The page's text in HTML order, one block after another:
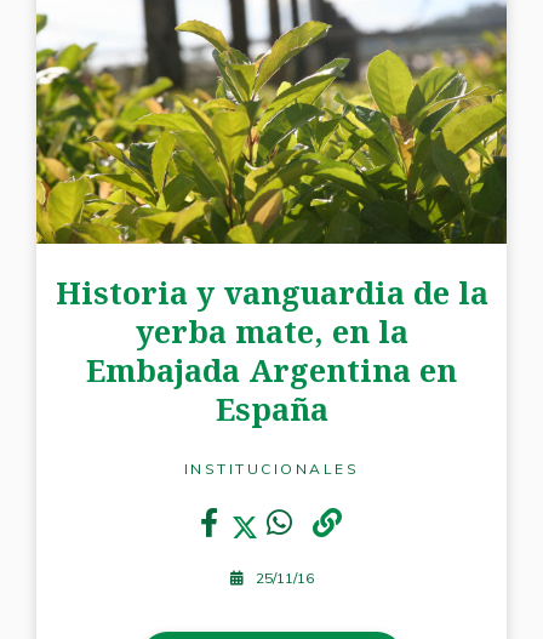
Historia y vanguardia de la
yerba mate, en la
Embajada Argentina en
España
INSTITUCIONALES
25/11/16